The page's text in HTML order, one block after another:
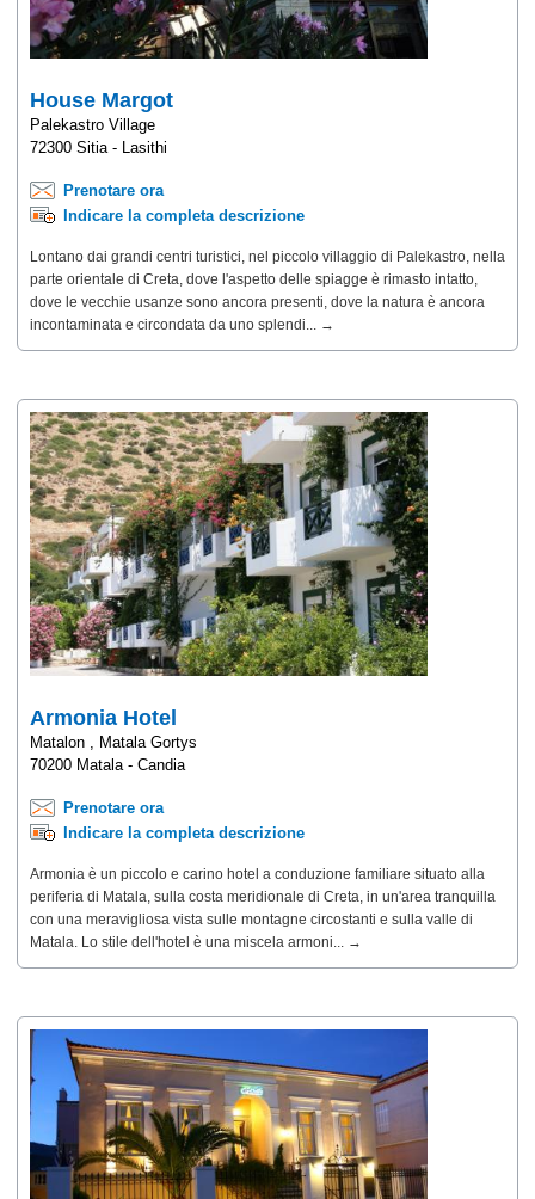
House Margot
Palekastro Village
72300 Sitia - Lasithi
Prenotare ora
Indicare la completa descrizione
Lontano dai grandi centri turistici, nel piccolo villaggio di Palekastro, nella
parte orientale di Creta, dove l'aspetto delle spiagge è rimasto intatto,
dove le vecchie usanze sono ancora presenti, dove la natura è ancora
incontaminata e circondata da uno splendi... →
Armonia Hotel
Matalon , Matala Gortys
70200 Matala - Candia
Prenotare ora
Indicare la completa descrizione
Armonia è un piccolo e carino hotel a conduzione familiare situato alla
periferia di Matala, sulla costa meridionale di Creta, in un'area tranquilla
con una meravigliosa vista sulle montagne circostanti e sulla valle di
Matala. Lo stile dell'hotel è una miscela armoni... →